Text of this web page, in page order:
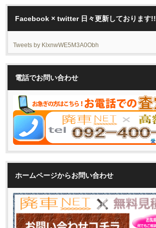
Facebook × twitter 日々更新しております!!
Tweets by KlxnwWE5M3A0Obh
電話でお問い合わせ
ホームページからお問い合わせ